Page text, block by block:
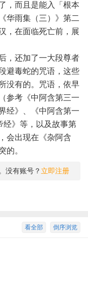
，而且是能入「根本
华雨集（三）》第二
，在面临死亡前，展
还加了一大段尊者
避毒蛇的咒语，这些
没有的。咒语，依早
参考《中阿含第三一
经》、《中阿含第一
经》等，以及故事第
会出现在《杂阿含
的。
没有账号？ 立即注册
倒序浏览
看全部